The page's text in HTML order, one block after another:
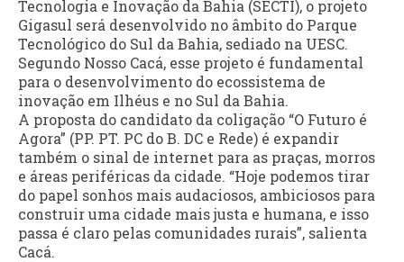
Tecnologia e Inovação da Bahia (SECTI), o projeto
Gigasul será desenvolvido no âmbito do Parque
Tecnológico do Sul da Bahia, sediado na UESC.
Segundo Nosso Cacá, esse projeto é fundamental
para o desenvolvimento do ecossistema de
inovação em Ilhéus e no Sul da Bahia.
A proposta do candidato da coligação “O Futuro é
Agora” (PP. PT. PC do B. DC e Rede) é expandir
também o sinal de internet para as praças, morros
e áreas periféricas da cidade. “Hoje podemos tirar
do papel sonhos mais audaciosos, ambiciosos para
construir uma cidade mais justa e humana, e isso
passa é claro pelas comunidades rurais”, salienta
Cacá.